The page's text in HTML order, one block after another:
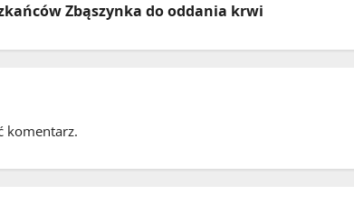
Zbąszynka do oddania krwi
komentarz.